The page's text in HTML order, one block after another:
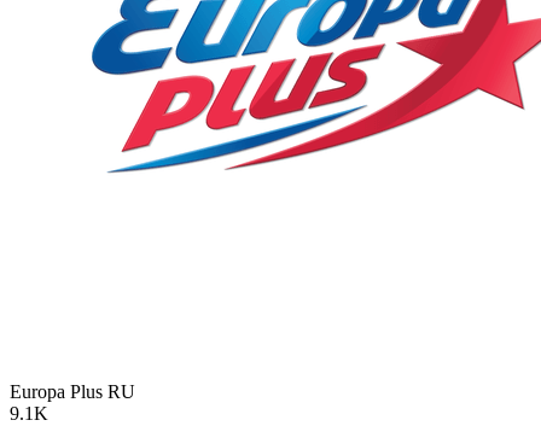
Europa Plus RU
9.1K